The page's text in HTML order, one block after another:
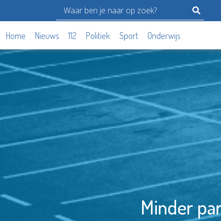
Home Nieuws 112 Politiek Sport Onderwijs
Minder